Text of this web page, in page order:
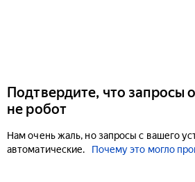
Подтвердите, что запросы
не робот
Нам очень жаль, но запросы с вашего
автоматические.
Почему это могло